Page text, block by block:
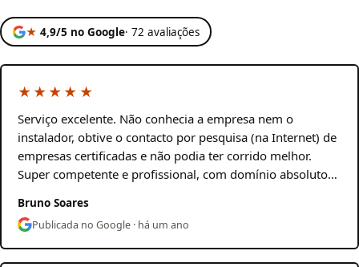
★ 4,9/5 no Google· 72 avaliações
★★★★★
Serviço excelente. Não conhecia a empresa nem o
instalador, obtive o contacto por pesquisa (na Internet) de
empresas certificadas e não podia ter corrido melhor.
Super competente e profissional, com domínio absoluto…
Bruno Soares
Publicada no Google · há um ano